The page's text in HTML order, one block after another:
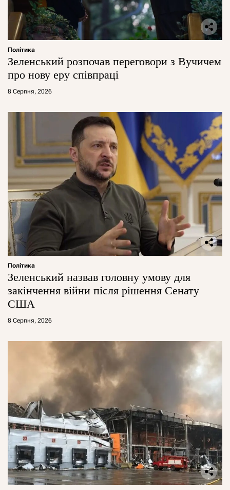
Політика
Зеленський розпочав переговори з Вучичем
про нову еру співпраці
8 Серпня, 2026
Політика
Зеленський назвав головну умову для
закінчення війни після рішення Сенату
США
8 Серпня, 2026